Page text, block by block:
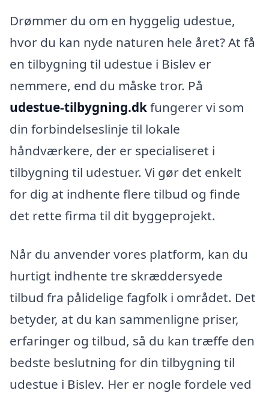
Drømmer du om en hyggelig udestue,
hvor du kan nyde naturen hele året? At få
en tilbygning til udestue i Bislev er
nemmere, end du måske tror. På
udestue-tilbygning.dkfungerer vi som
din forbindelseslinje til lokale
håndværkere, der er specialiseret i
tilbygning til udestuer. Vi gør det enkelt
for dig at indhente flere tilbud og finde
det rette firma til dit byggeprojekt.
Når du anvender vores platform, kan du
hurtigt indhente tre skræddersyede
tilbud fra pålidelige fagfolk i området. Det
betyder, at du kan sammenligne priser,
erfaringer og tilbud, så du kan træffe den
bedste beslutning for din tilbygning til
udestue i Bislev. Her er nogle fordele ved